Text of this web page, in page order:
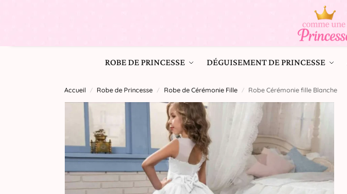
ROBE DE PRINCESSE DÉGUISEMENT DE PRINCESSE
Accueil / Robe de Princesse / Robe de Cérémonie Fille​ / Robe Cérémonie fille Blanche